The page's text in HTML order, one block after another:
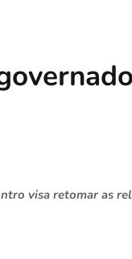
visa retomar as